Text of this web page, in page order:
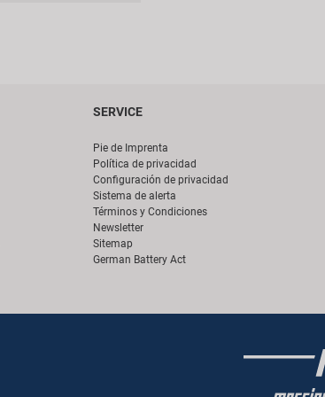
SERVICE
Pie de Imprenta
Política de privacidad
Configuración de privacidad
Sistema de alerta
Términos y Condiciones
Newsletter
Sitemap
German Battery Act